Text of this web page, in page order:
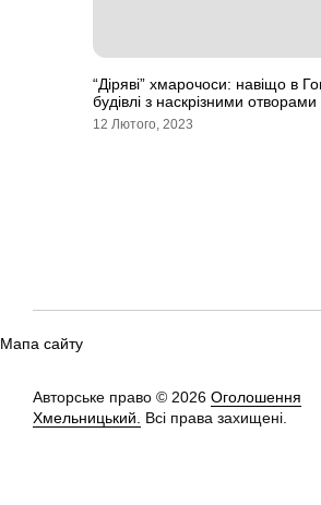
“Діряві” хмарочоси: навіщо в
будівлі з наскрізними отворами
12 Лютого, 2023
Мапа сайту
Авторське право © 2026 Оголошення
Хмельницький.
Всі права захищені.